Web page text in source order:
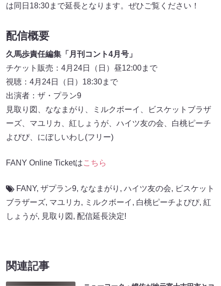
は同日18:30まで延長となります。ぜひご覧ください！
配信概要
久馬歩責任編集「月刊コント4月号」
チケット販売：4月24日（日）昼12:00まで
視聴：4月24日（日）18:30まで
出演者：ザ・プラン9
見取り図、ななまがり、ミルクボーイ、ビスケットブラザ
ーズ、マユリカ、紅しょうが、ハイツ友の会、白桃ピーチ
よぴぴ、にぼしいわし(フリー)
FANY Online Ticketはこちら
FANY, ザプラン9, ななまがり , ハイツ友の会, ビスケット
ブラザーズ, マユリカ, ミルクボーイ , 白桃ピーチよぴぴ, 紅
しょうが, 見取り図 , 配信延長決定!
関連記事